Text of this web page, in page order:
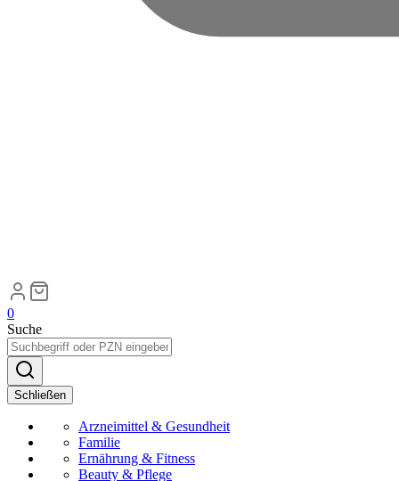
0
Suche
Schließen
Arzneimittel & Gesundheit
Familie
Ernährung & Fitness
Beauty & Pflege